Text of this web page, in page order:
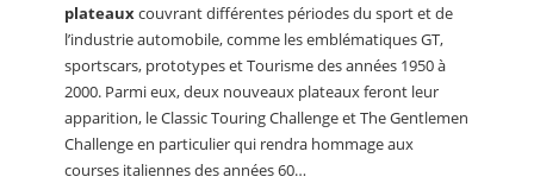
plateauxcouvrant différentes périodes du sport et de
l’industrie automobile, comme les emblématiques GT,
sportscars, prototypes et Tourisme des années 1950 à
2000. Parmi eux, deux nouveaux plateaux feront leur
apparition, le Classic Touring Challenge et The Gentlemen
Challenge en particulier qui rendra hommage aux
courses italiennes des années 60…